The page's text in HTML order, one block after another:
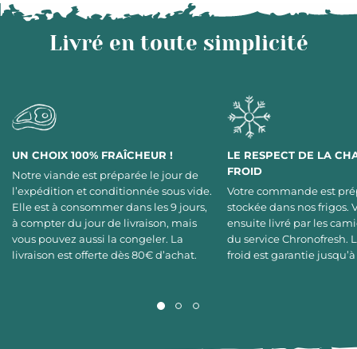
Livré en toute simplicité
UN CHOIX 100% FRAÎCHEUR !
Notre viande est préparée le jour de
l’expédition et conditionnée sous vide.
Elle est à consommer dans les 9 jours,
à compter du jour de livraison, mais
vous pouvez aussi la congeler. La
livraison est offerte dès 80€ d’achat.
LE RESPECT DE LA
FROID
Votre commande est
stockée dans nos frigos.
ensuite livré par les
du service Chronofresh.
froid est garantie